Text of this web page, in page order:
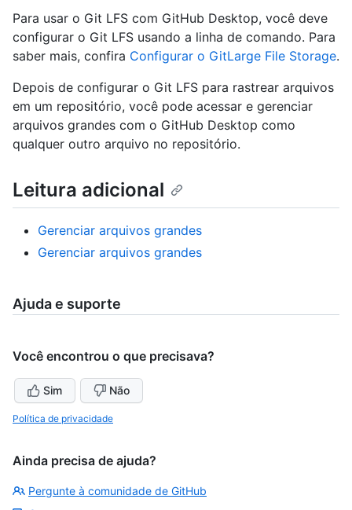
Para usar o Git LFS com GitHub Desktop, você deve
configurar o Git LFS usando a linha de comando. Para
saber mais, confira Configurar o GitLarge File Storage.
Depois de configurar o Git LFS para rastrear arquivos
em um repositório, você pode acessar e gerenciar
arquivos grandes com o GitHub Desktop como
qualquer outro arquivo no repositório.
Leitura adicional
Gerenciar arquivos grandes
Gerenciar arquivos grandes
Ajuda e suporte
Você encontrou o que precisava?
Sim Não
Política de privacidade
Ainda precisa de ajuda?
Pergunte à comunidade de GitHub